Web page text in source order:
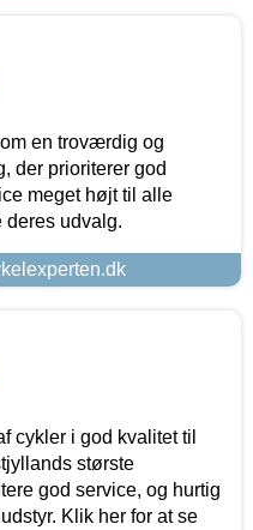
en troværdig og
der prioriterer god
meget højt til alle
deres udvalg.
cykler i god kvalitet til
største
god service, og hurtig
Klik her for at se